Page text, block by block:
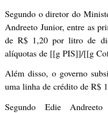
Segundo o diretor do
Andreeto Junior, entre as
de R$ 1,20 por litro de
alíquotas de [[g PIS]]/[[g
Além disso, o governo
uma linha de crédito de R$
Segundo Edie